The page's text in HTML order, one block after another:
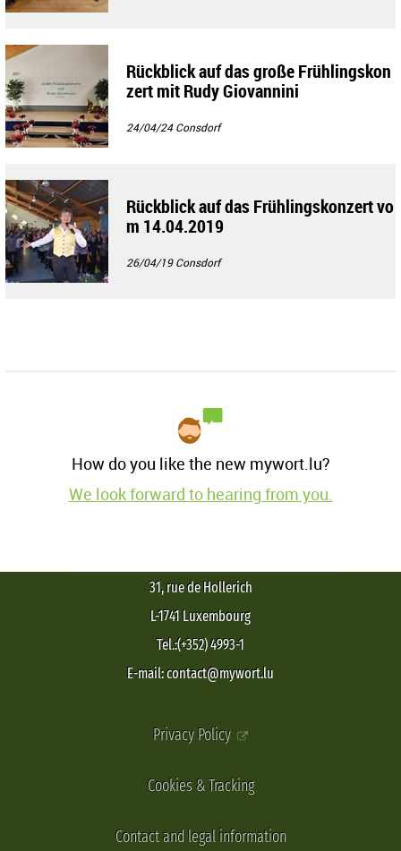
Rückblick auf das große Frühlingskon
zert mit Rudy Giovannini
24/04/24Consdorf
Rückblick auf das Frühlingskonzert vo
m 14.04.2019
26/04/19Consdorf
How do you like the new mywort.lu?
We look forward to hearing from you.
31, rue de Hollerich
L-1741 Luxembourg
Tel.:(+352) 4993-1
E-mail: contact@mywort.lu
Privacy Policy
Cookies & Tracking
Contact and legal information